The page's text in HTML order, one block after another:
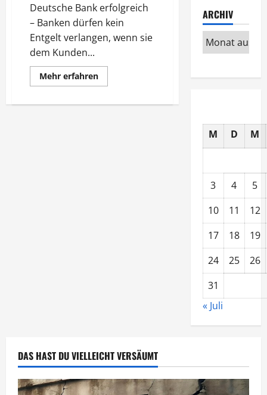
Deutsche Bank erfolgreich
– Banken dürfen kein
Entgelt verlangen, wenn sie
dem Kunden...
Mehr erfahrenMehr
Informationen
für
ARCHIV
M D M
3 4
5
10
11
12
17
18
19
24
25
26
31
« Juli
DAS HAST DU VIELLEICHT VERSÄUMT